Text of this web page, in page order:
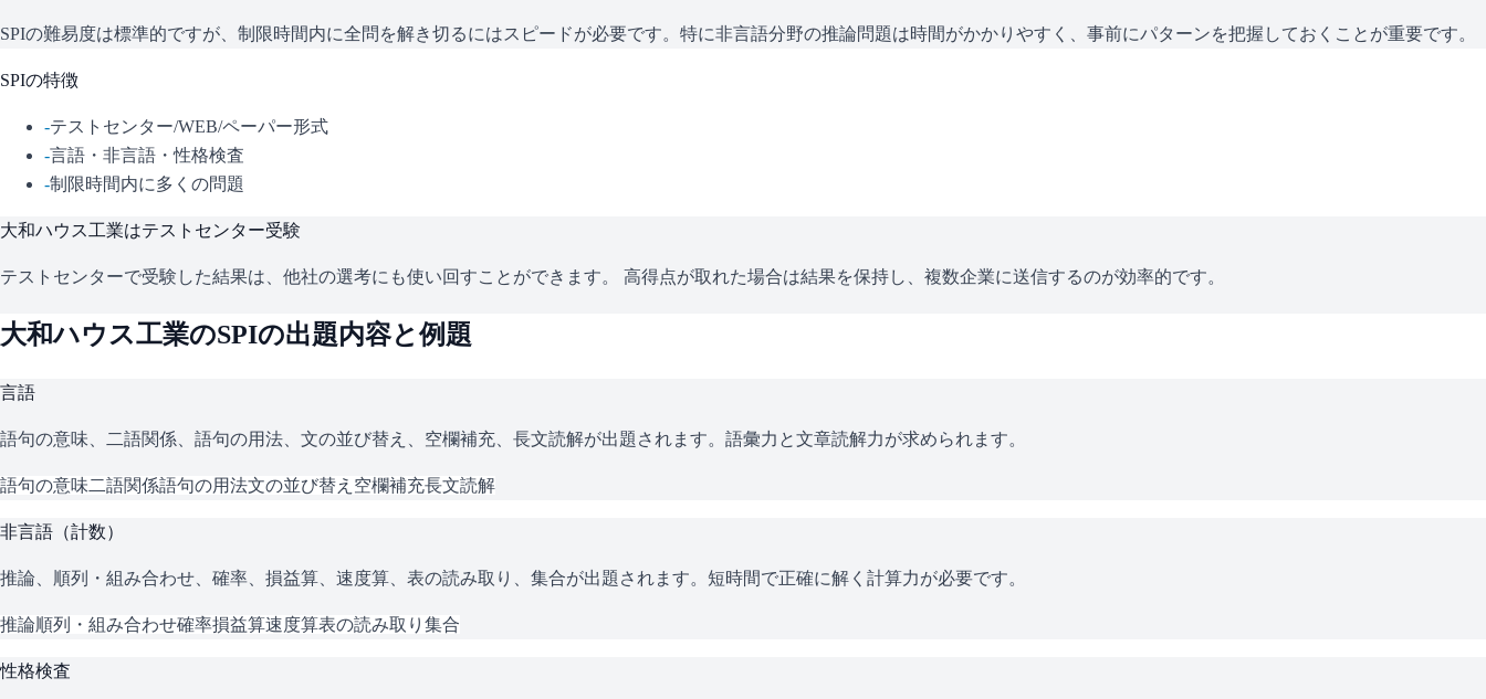
SPIの難易度は標準的ですが、制限時間内に全問を解き切るにはスピードが必要です。特に非言語分野の推論問題は時間がかかりやすく、事前にパターンを把握しておくことが重要です。
SPIの特徴
-テストセンター/WEB/ペーパー形式
-言語・非言語・性格検査
-制限時間内に多くの問題
大和ハウス工業はテストセンター受験
テストセンターで受験した結果は、他社の選考にも使い回すことができます。 高得点が取れた場合は結果を保持し、複数企業に送信するのが効率的です。
大和ハウス工業のSPIの出題内容と例題
言語
語句の意味、二語関係、語句の用法、文の並び替え、空欄補充、長文読解が出題されます。語彙力と文章読解力が求められます。
語句の意味二語関係語句の用法文の並び替え 空欄補充長文読解
非言語（計数）
推論、順列・組み合わせ、確率、損益算、速度算、表の読み取り、集合が出題されます。短時間で正確に解く計算力が必要です。
推論順列・組み合わせ確率損益算速度算表の読み取り 集合
性格検査